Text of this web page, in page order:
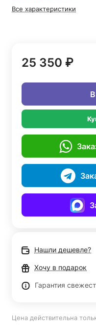
Все характеристики
25 350 ₽
Нашли дешевле?
Хочу в подарок
Гарантия
Цена действительна